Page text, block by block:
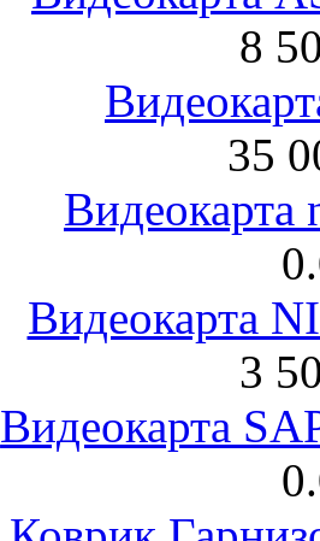
8
35
Видеокарта
Видеокарта
3
Видеокарта